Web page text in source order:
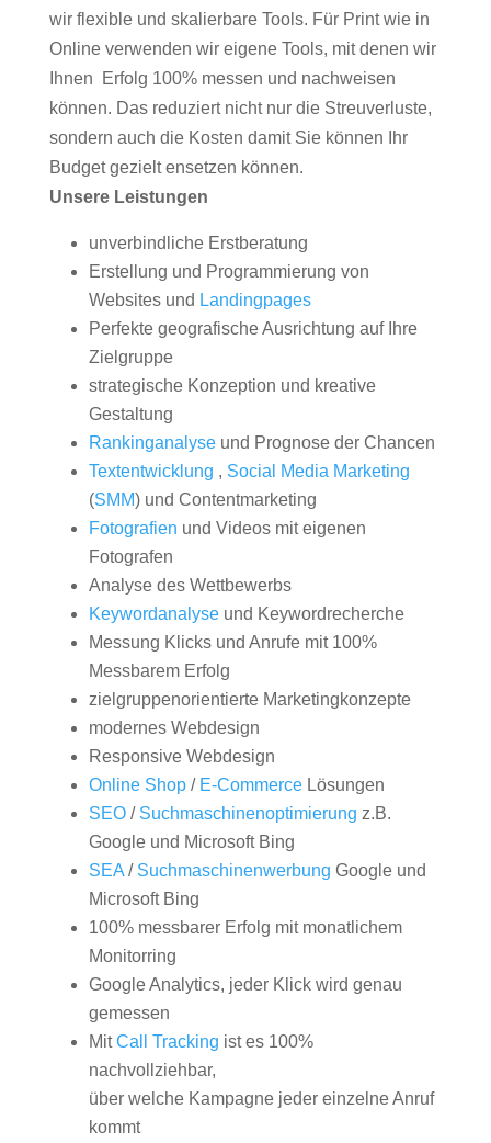
wir flexible und skalierbare Tools. Für Print wie in
Online verwenden wir eigene Tools, mit denen wir
Ihnen Erfolg 100% messen und nachweisen
können. Das reduziert nicht nur die Streuverluste,
sondern auch die Kosten damit Sie können Ihr
Budget gezielt ensetzen können.
Unsere Leistungen
unverbindliche Erstberatung
Erstellung und Programmierung von
Websites und Landingpages
Perfekte geografische Ausrichtung auf Ihre
Zielgruppe
strategische Konzeption und kreative
Gestaltung
Rankinganalyseund Prognose der Chancen
Textentwicklung , Social Media Marketing
(SMM) und Contentmarketing
Fotografien und Videos mit eigenen
Fotografen
Analyse des Wettbewerbs
Keywordanalyseund Keywordrecherche
Messung Klicks und Anrufe mit 100%
Messbarem Erfolg
zielgruppenorientierte Marketingkonzepte
modernes Webdesign
Responsive Webdesign
Online Shop/ E-CommerceLösungen
SEO/ Suchmaschinenoptimierung z.B.
Google und Microsoft Bing
SEA/ Suchmaschinenwerbung Google und
Microsoft Bing
100% messbarer Erfolg mit monatlichem
Monitorring
Google Analytics, jeder Klick wird genau
gemessen
MitCall Tracking ist es 100%
nachvollziehbar,
über welche Kampagne jeder einzelne Anruf
kommt